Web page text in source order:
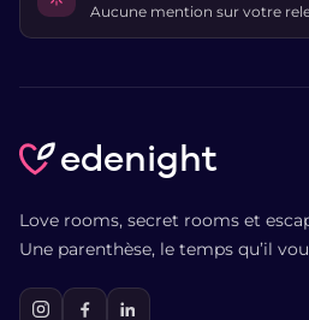
Aucune mention sur votre
edenight
Love rooms, secret rooms et
Une parenthèse, le temps qu’il